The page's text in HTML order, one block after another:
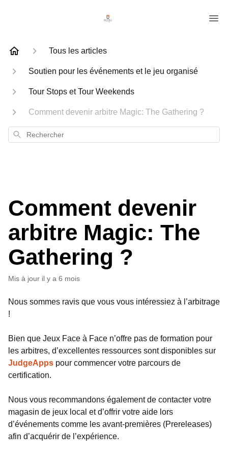
Tous les articles
Soutien pour les événements et le jeu organisé
Tour Stops et Tour Weekends
Comment devenir arbitre Magic: The Gathering ?
Rechercher
Comment devenir
arbitre Magic: The
Gathering ?
Mis à jour il y a 6 mois
Nous sommes ravis que vous vous intéressiez à l’arbitrage
!
Bien que Jeux Face à Face n’offre pas de formation pour
les arbitres, d’excellentes ressources sont disponibles sur
JudgeApps pour commencer votre parcours de
certification.
Nous vous recommandons également de contacter votre
magasin de jeux local et d’offrir votre aide lors
d’événements comme les avant-premières (Prereleases)
afin d’acquérir de l’expérience.